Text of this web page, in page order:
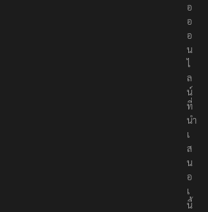
อ
อ
อ
น
ไ
ล
น์
ที่
นำ
เ
ส
น
อ
เ
นื้